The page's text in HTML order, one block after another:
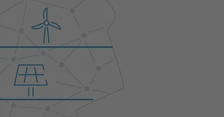
Vom Netz zum System
Digitalisierung und Metering
Versorgungsqualität Stromnetze